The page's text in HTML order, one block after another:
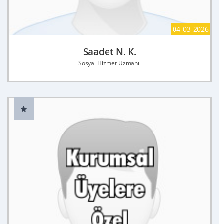
04-03-2026
Saadet N. K.
Sosyal Hizmet Uzmanı